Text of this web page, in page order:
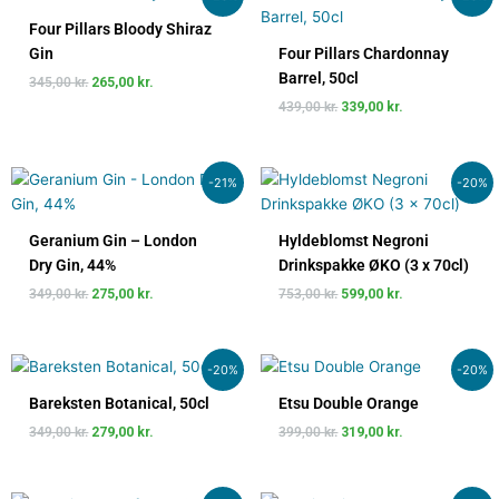
Four Pillars Bloody Shiraz
Gin
345,00kr.
oprindelige
pris
265,00 kr.
aktuelle
pris
er:
Four Pillars Chardonnay
Barrel, 50cl
439,00kr.
pris
439,00 kr..
339,00 kr.
aktuelle
339,00 kr..
-21%
Geranium Gin – London
Dry Gin, 44%
349,00kr.
Den
349,00 kr..
275,00 kr.
Den
275,00 kr..
-20%
Hyldeblomst Negroni
Drinkspakke ØKO (3 x 70cl)
753,00kr.
Den
oprindelige
pris
753,00 kr..
599,00 kr.
Den
pris
599,00 kr..
-20%
Bareksten Botanical, 50cl
349,00kr.
Den
pris
349,00 kr..
279,00 kr.
Den
aktuelle
pris
-20%
Etsu Double Orange
399,00kr.
Den
oprindelige
pris
399,00 kr..
319,00 kr.
Den
aktuelle
pris
er: